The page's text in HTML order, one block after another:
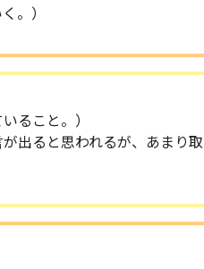
。）
こと。）
ると思われるが、あまり取